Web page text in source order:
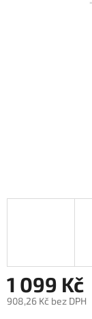
1 099 Kč
908,26 Kč bez DPH